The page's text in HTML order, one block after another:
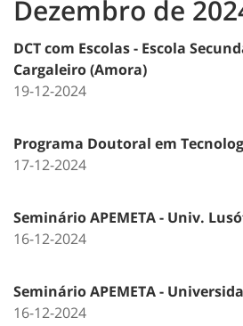
Dezembro de
DCT com Escolas - Escola
Cargaleiro (Amora)
19-12-2024
Programa Doutoral em
17-12-2024
Seminário APEMETA - Univ.
16-12-2024
Seminário APEMETA -
16-12-2024